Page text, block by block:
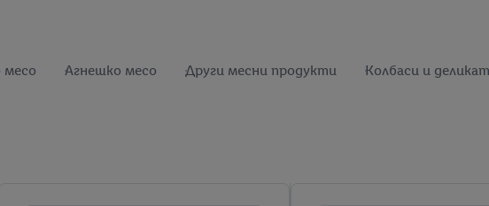
месо Агнешко месо Други месни продукти Колбаси и